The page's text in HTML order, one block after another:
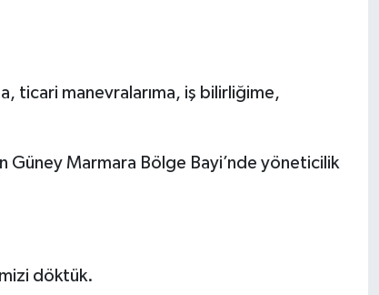
ticari manevralarıma, iş bilirliğime,
Güney Marmara Bölge Bayi’nde yöneticilik
döktük.